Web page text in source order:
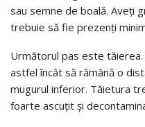
sau semne de boală. Aveți
trebuie să fie prezenți
Următorul pas este
astfel încât să rămână o
mugurul inferior. Tăietura
foarte ascuțit și